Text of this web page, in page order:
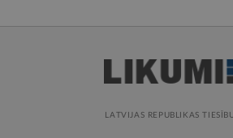
LATVIJAS REPUBLIKAS